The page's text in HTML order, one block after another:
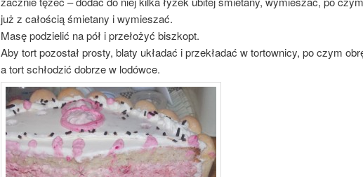
już z całością śmietany i wymieszać.
Masę podzielić na pół i przełożyć biszkopt.
Aby tort pozostał prosty, blaty układać i przekładać w tortownicy, po czym
a tort schłodzić dobrze w lodówce.